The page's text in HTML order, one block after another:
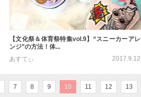
【文化祭＆体育祭特集vol.9】“スニーカーアレ
ンジ”の方法！体...
あすてぃ
2017.9.12
7 8 9 10 11 12 13